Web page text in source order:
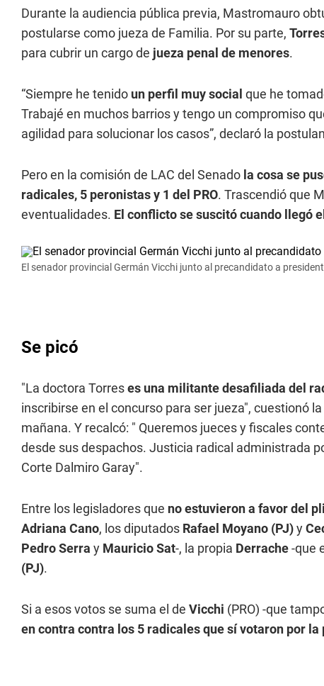
Durante la audiencia pública previa, Mastromauro
postularse como jueza de Familia. Por su parte,
para cubrir un cargo de jueza penal de menores.
“Siempre he tenido un perfil muy social que he
Trabajé en muchos barrios y tengo un compromiso
agilidad para solucionar los casos”, declaró la
Pero en la comisión de LAC del Senado la cosa se
radicales, 5 peronistas y 1 del PRO. Trascendió que
eventualidades. El conflicto se suscitó cuando llegó
El senador provincial Germán Vicchi junto al precandidato a
Se picó
"La doctora Torreses una militante desafiliada del
inscribirse en el concurso para ser jueza", cuestionó
mañana. Y recalcó: " Queremos jueces y fiscales
desde sus despachos. Justicia radical administrada
Corte Dalmiro Garay".
Entre los legisladores que no estuvieron a favor del
Adriana Cano, los diputados Rafael Moyano (PJ)y
Pedro Serra y Mauricio Sat-, la propia Derrache-que
(PJ).
Si a esos votos se suma el de Vicchi (PRO) -que
en contra contra los 5 radicales que sí votaron por la